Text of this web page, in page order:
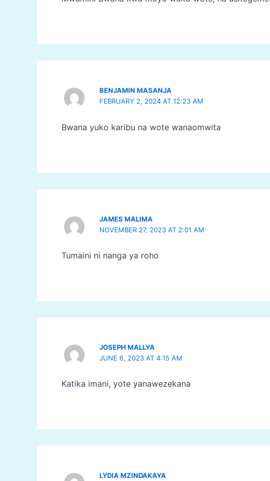
BENJAMIN MASANJA
FEBRUARY 2, 2024 AT 12:23 AM
Bwana yuko karibu na wote wanaomwita
JAMES MALIMA
NOVEMBER 27, 2023 AT 2:01 AM
Tumaini ni nanga ya roho
JOSEPH MALLYA
JUNE 6, 2023 AT 4:15 AM
Katika imani, yote yanawezekana
LYDIA MZINDAKAYA